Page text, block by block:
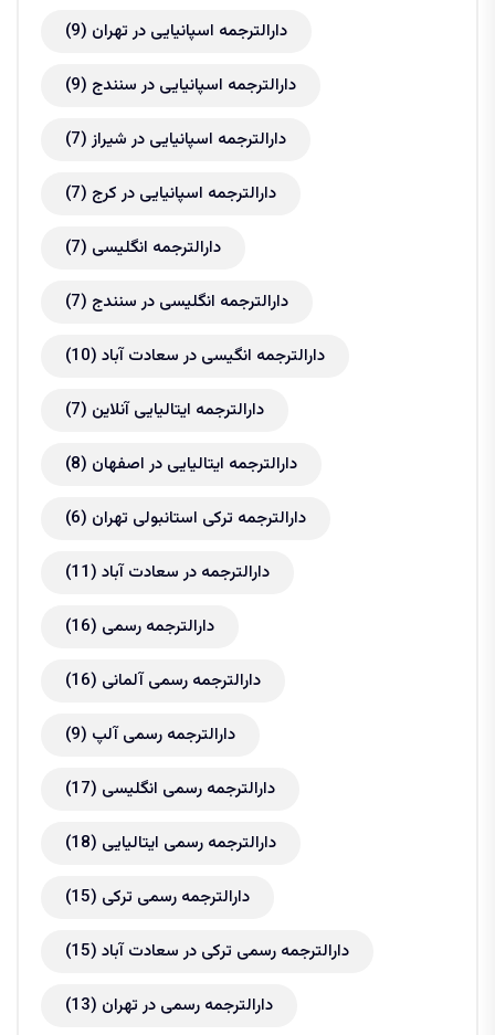
دارالترجمه اسپانیایی در تهران (9)
دارالترجمه اسپانیایی در سنندج (9)
دارالترجمه اسپانیایی در شیراز(7)
دارالترجمه اسپانیایی در کرج (7)
دارالترجمه انگلیسی (7)
دارالترجمه انگلیسی در سنندج (7)
دارالترجمه انگیسی در سعادت آباد (10)
دارالترجمه ایتالیایی آنلاین (7)
دارالترجمه ایتالیایی در اصفهان (8)
دارالترجمه ترکی استانبولی تهران (6)
دارالترجمه در سعادت آباد (11)
دارالترجمه رسمی (16)
دارالترجمه رسمی آلمانی (16)
دارالترجمه رسمی آلپ (9)
دارالترجمه رسمی انگلیسی (17)
دارالترجمه رسمی ایتالیایی (18)
دارالترجمه رسمی ترکی (15)
دارالترجمه رسمی ترکی در سعادت آباد (15)
دارالترجمه رسمی در تهران (13)